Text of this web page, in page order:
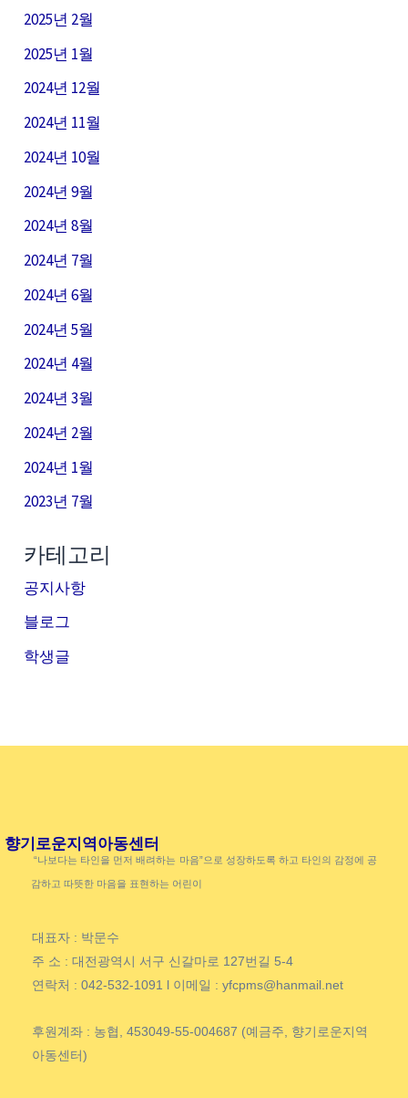
2025년 2월
2025년 1월
2024년 12월
2024년 11월
2024년 10월
2024년 9월
2024년 8월
2024년 7월
2024년 6월
2024년 5월
2024년 4월
2024년 3월
2024년 2월
2024년 1월
2023년 7월
카테고리
공지사항
블로그
학생글
향기로운지역아동센터
“나보다는 타인을 먼저 배려하는 마음”으로 성장하도록 하고 타인의 감정에 공
감하고 따뜻한 마음을 표현하는 어린이
대표자 : 박문수
주 소 : 대전광역시 서구 신갈마로 127번길 5-4
연락처 : 042-532-1091 l 이메일 : yfcpms@hanmail.net
후원계좌 : 농협, 453049-55-004687 (예금주, 향기로운지역
아동센터)